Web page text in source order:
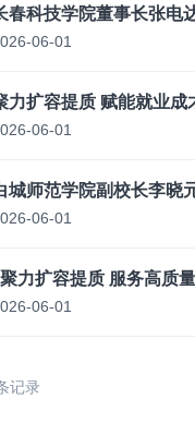
春科技学院董事长张电
06-01
力扩容提质 赋能就业成
06-01
城师范学院副校长李晓
06-01
力扩容提质 服务高质
06-01
记录